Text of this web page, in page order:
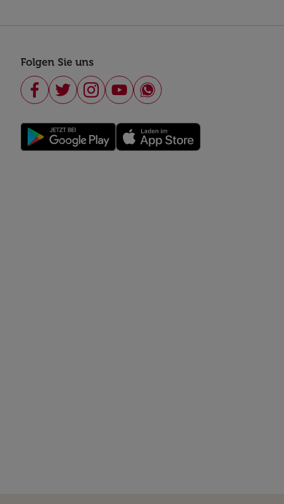
Folgen Sie uns